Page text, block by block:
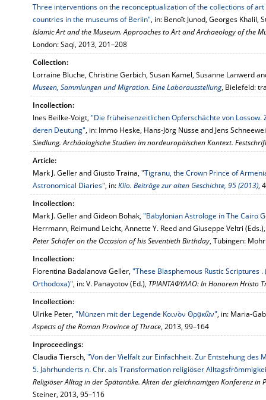
Three interventions on the reconceptualization of the collections of
countries in the museums of Berlin", in: Benoît Junod, Georges Khalil,
Islamic Art and the Museum. Approaches to Art and Archaeology of the
London: Saqi, 2013, 201–208
Collection:
Lorraine Bluche, Christine Gerbich, Susan Kamel, Susanne Lanwerd
Museen, Sammlungen und Migration. Eine Laborausstellung, Bielefeld:
Incollection:
Ines Beilke-Voigt, "Die früheisenzeitlichen Opferschächte von Lossow.
deren Deutung", in: Immo Heske, Hans-Jörg Nüsse and Jens
Siedlung. Archäologische Studien im nordeuropäischen Kontext.
Article:
Mark J. Geller and Giusto Traina, "Tigranu, the Crown Prince of
Astronomical Diaries", in:Klio. Beiträge zur alten Geschichte, 95 (2013),
Incollection:
Mark J. Geller and Gideon Bohak, "Babylonian Astrologe in The Cairo
Herrmann, Reimund Leicht, Annette Y. Reed and Giuseppe Veltri
Peter Schäfer on the Occasion of his Seventieth Birthday, Tübingen:
Incollection:
Florentina Badalanova Geller, "These Blasphemous Rustic Scriptures
Orthodoxa)", in: V. Panayotov (Ed.), ΤΡΙΑΝΤΑΦΥΛΛΟ: In Honorem Hristo
Incollection:
Ulrike Peter, "Münzen mit der Legende Κοινὸν Θρᾳκῶν", in: Maria-
Aspects of the Roman Province of Thrace, 2013, 99–164
Inproceedings:
Claudia Tiersch, "Von der Vielfalt zur Einfachheit. Zur Entstehung des
5. Jahrhunderts n. Chr. als Transformation religiöser
Religiöser Alltag in der Spätantike. Akten der gleichnamigen Konferenz in
Steiner, 2013, 95–116